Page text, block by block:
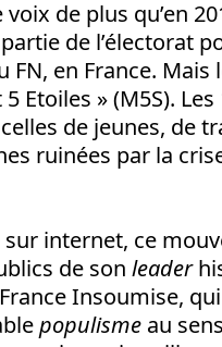
de plus qu’en
de l’électorat
FN, en France.
Etoiles » (M5S).
de jeunes, de
ruinées par la
sur internet, ce
de son leader
Insoumise,
populisme au